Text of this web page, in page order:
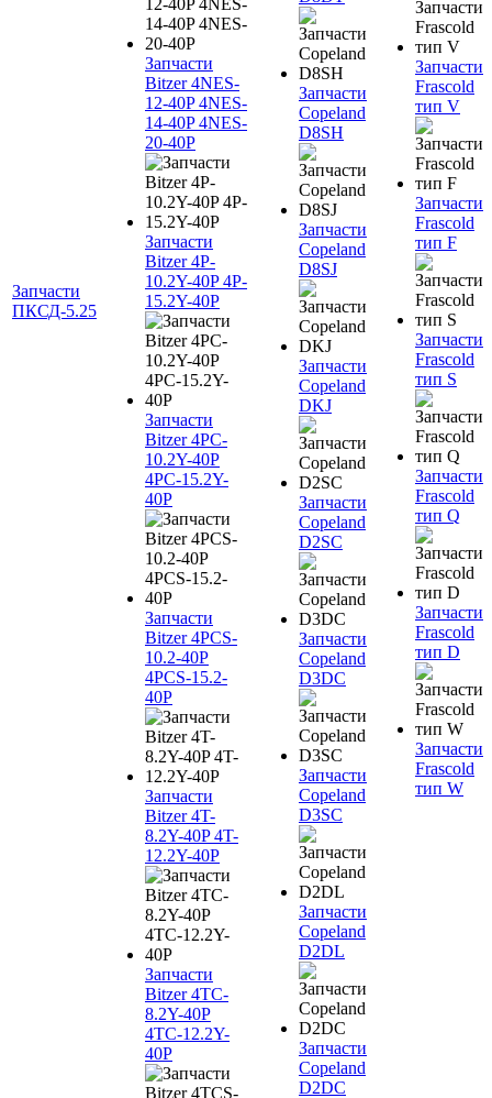
Запчасти
ПКСД-5.25
Запчасти
Bitzer 4NES-
12-40P 4NES-
14-40P 4NES-
20-40P
Запчасти
Bitzer 4P-
10.2Y-40P 4P-
15.2Y-40P
Запчасти
Bitzer 4PC-
10.2Y-40P
4PC-15.2Y-
40P
Запчасти
Bitzer 4PCS-
10.2-40P
4PCS-15.2-
40P
Запчасти
Bitzer 4T-
8.2Y-40P 4T-
12.2Y-40P
Запчасти
Bitzer 4TC-
8.2Y-40P
4TC-12.2Y-
40P
Запчасти
Copeland
D8SH
Запчасти
Copeland
D8SJ
Запчасти
Copeland
DKJ
Запчасти
Copeland
D2SC
Запчасти
Copeland
D3DC
Запчасти
Copeland
D3SC
Запчасти
Copeland
D2DL
Запчасти
Copeland
D2DC
Запчасти
Frascold
тип V
Запчасти
Frascold
тип F
Запчасти
Frascold
тип S
Запчасти
Frascold
тип Q
Запчасти
Frascold
тип D
Запчасти
Frascold
тип W